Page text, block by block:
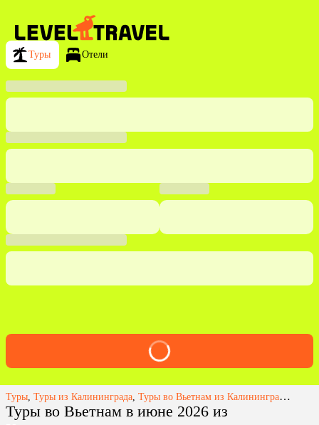
Туры Отели
Туры Туры из Калининграда Туры во Вьетнам из Калининграда ,
Туры во Вьетнам в июне 2026 из